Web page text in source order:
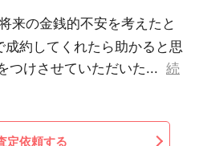
来の金銭的不安を考えたと
約してくれたら助かると思
つけさせていただいた... 続
定依頼する